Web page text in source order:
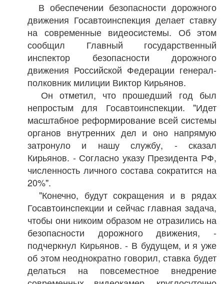
В обеспечении безопасности дорожного
движения Госавтоинспекция делает ставку
на современные видеосистемы. Об этом
сообщил Главный государственный
инспектор безопасности дорожного
движения Российской Федерации генерал-
полковник милиции Виктор Кирьянов.
Он отметил, что прошедший год был
непростым для Госавтоинспекции. "Идет
масштабное реформирование всей системы
органов внутренних дел и оно напрямую
затронуло и нашу службу, - сказал
Кирьянов. - Согласно указу Президента РФ,
численность личного состава сократится на
20%".
"Конечно, будут сокращения и в рядах
Госавтоинспекции и сейчас главная задача,
чтобы они никоим образом не отразились на
безопасности дорожного движения, -
подчеркнул Кирьянов. - В будущем, и я уже
об этом неоднократно говорил, ставка будет
делаться на повсеместное внедрение